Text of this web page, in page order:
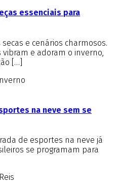
essenciais para
e cenários charmosos.
e adoram o inverno,
[…]
na neve sem se
de esportes na neve já
se programam para